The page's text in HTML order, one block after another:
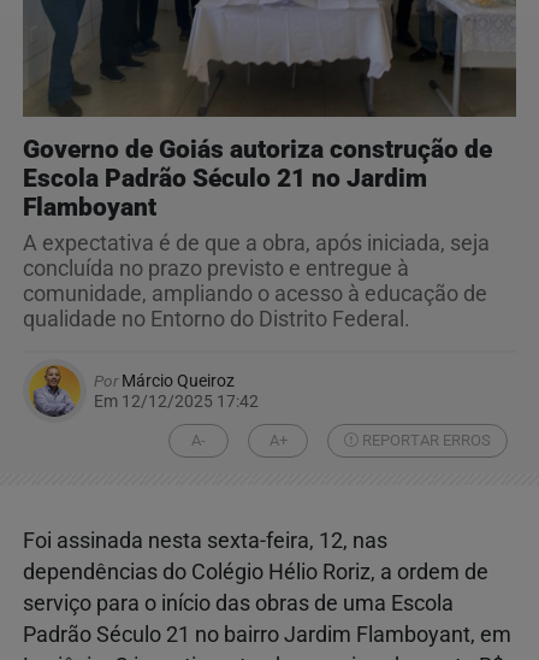
Governo de Goiás autoriza construção de
Escola Padrão Século 21 no Jardim
Flamboyant
A expectativa é de que a obra, após iniciada, seja
concluída no prazo previsto e entregue à
comunidade, ampliando o acesso à educação de
qualidade no Entorno do Distrito Federal.
PorMárcio Queiroz
Em 12/12/2025 17:42
A- A+ REPORTAR ERROS
Foi assinada nesta sexta-feira, 12, nas
dependências do Colégio Hélio Roriz, a ordem de
serviço para o início das obras de uma Escola
Padrão Século 21 no bairro Jardim Flamboyant, em